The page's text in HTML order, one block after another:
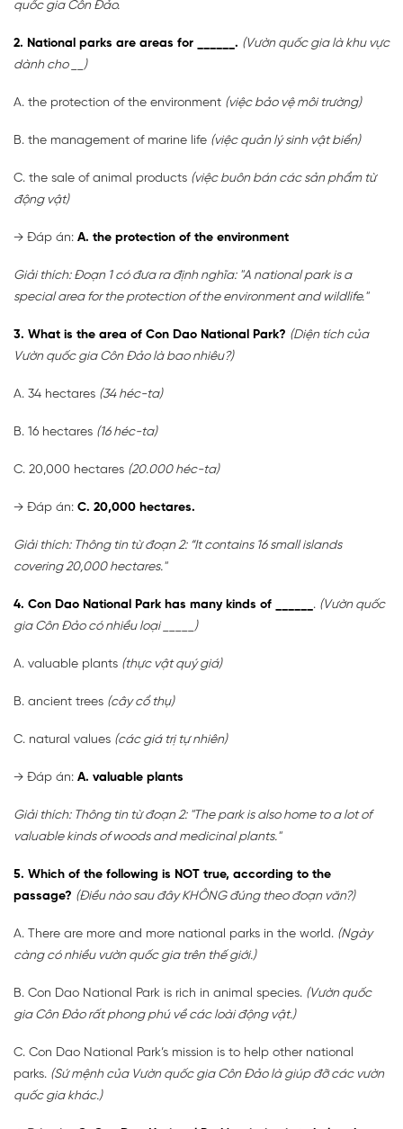
quốc gia Côn Đảo.
2. National parks are areas for ______. (Vườn quốc gia là khu vực
dành cho __)
A. the protection of the environment (việc bảo vệ môi trường)
B. the management of marine life (việc quản lý sinh vật biển)
C. the sale of animal products (việc buôn bán các sản phẩm từ
động vật)
→ Đáp án: A. the protection of the environment
Giải thích: Đoạn 1 có đưa ra định nghĩa: "A national park is a
special area for the protection of the environment and wildlife."
3. What is the area of Con Dao National Park? (Diện tích của
Vườn quốc gia Côn Đảo là bao nhiêu?)
A. 34 hectares (34 héc-ta)
B. 16 hectares (16 héc-ta)
C. 20,000 hectares (20.000 héc-ta)
→ Đáp án: C. 20,000 hectares.
Giải thích: Thông tin từ đoạn 2: “It contains 16 small islands
covering 20,000 hectares."
4. Con Dao National Park has many kinds of ______ . (Vườn quốc
gia Côn Đảo có nhiều loại _____)
A. valuable plants (thực vật quý giá)
B. ancient trees (cây cổ thụ)
C. natural values (các giá trị tự nhiên)
→ Đáp án: A. valuable plants
Giải thích: Thông tin từ đoạn 2: "The park is also home to a lot of
valuable kinds of woods and medicinal plants."
5. Which of the following is NOT true, according to the
passage? (Điều nào sau đây KHÔNG đúng theo đoạn văn?)
A. There are more and more national parks in the world. (Ngày
càng có nhiều vườn quốc gia trên thế giới.)
B. Con Dao National Park is rich in animal species. (Vườn quốc
gia Côn Đảo rất phong phú về các loài động vật.)
C. Con Dao National Park’s mission is to help other national
parks. (Sứ mệnh của Vườn quốc gia Côn Đảo là giúp đỡ các vườn
quốc gia khác.)